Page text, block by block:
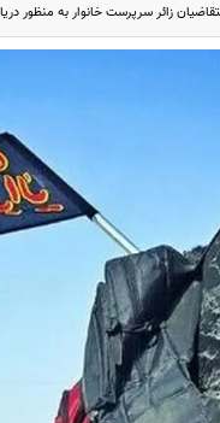
زائر سرپرست خانوار به منظور